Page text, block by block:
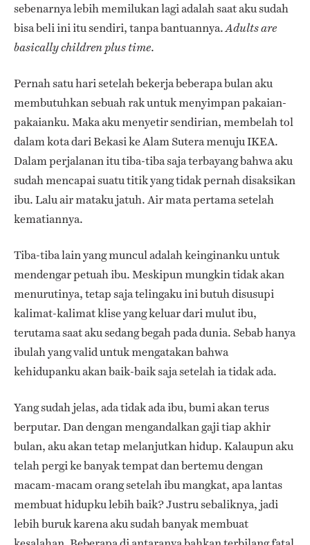
sebenarnya lebih memilukan lagi adalah saat aku sudah
bisa beli ini itu sendiri, tanpa bantuannya.Adults are
basically children plus time.
Pernah satu hari setelah bekerja beberapa bulan aku
membutuhkan sebuah rak untuk menyimpan pakaian-
pakaianku. Maka aku menyetir sendirian, membelah tol
dalam kota dari Bekasi ke Alam Sutera menuju IKEA.
Dalam perjalanan itu tiba-tiba saja terbayang bahwa aku
sudah mencapai suatu titik yang tidak pernah disaksikan
ibu. Lalu air mataku jatuh. Air mata pertama setelah
kematiannya.
Tiba-tiba lain yang muncul adalah keinginanku untuk
mendengar petuah ibu. Meskipun mungkin tidak akan
menurutinya, tetap saja telingaku ini butuh disusupi
kalimat-kalimat klise yang keluar dari mulut ibu,
terutama saat aku sedang begah pada dunia. Sebab hanya
ibulah yang valid untuk mengatakan bahwa
kehidupanku akan baik-baik saja setelah ia tidak ada.
Yang sudah jelas, ada tidak ada ibu, bumi akan terus
berputar. Dan dengan mengandalkan gaji tiap akhir
bulan, aku akan tetap melanjutkan hidup. Kalaupun aku
telah pergi ke banyak tempat dan bertemu dengan
macam-macam orang setelah ibu mangkat, apa lantas
membuat hidupku lebih baik? Justru sebaliknya, jadi
lebih buruk karena aku sudah banyak membuat